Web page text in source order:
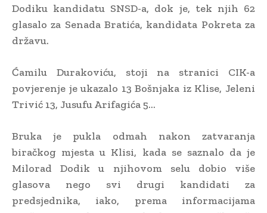
Dodiku kandidatu SNSD-a, dok je, tek njih 62
glasalo za Senada Bratića, kandidata Pokreta za
državu.
Ćamilu Durakoviću, stoji na stranici CIK-a
povjerenje je ukazalo 13 Bošnjaka iz Klise, Jeleni
Trivić 13, Jusufu Arifagića 5…
Bruka je pukla odmah nakon zatvaranja
biračkog mjesta u Klisi, kada se saznalo da je
Milorad Dodik u njihovom selu dobio više
glasova nego svi drugi kandidati za
predsjednika, iako, prema informacijama